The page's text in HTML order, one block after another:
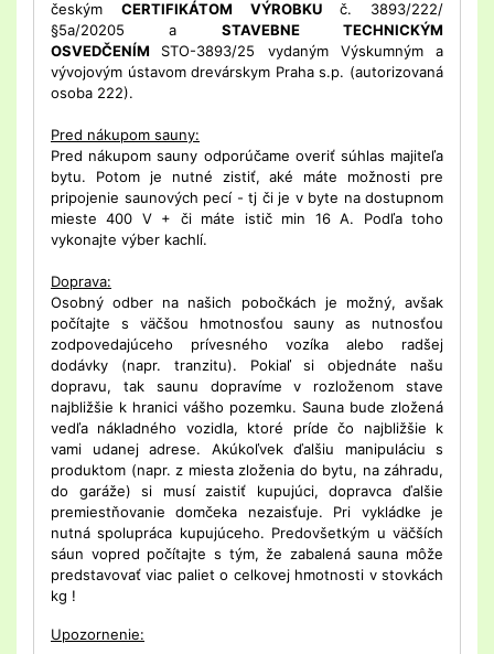
českým CERTIFIKÁTOM VÝROBKU č. 3893/222/
§5a/20205 a STAVEBNE TECHNICKÝM
OSVEDČENÍM STO-3893/25 vydaným Výskumným a
vývojovým ústavom drevárskym Praha s.p. (autorizovaná
osoba 222).
Pred nákupom sauny:
Pred nákupom sauny odporúčame overiť súhlas majiteľa
bytu. Potom je nutné zistiť, aké máte možnosti pre
pripojenie saunových pecí - tj či je v byte na dostupnom
mieste 400 V + či máte istič min 16 A. Podľa toho
vykonajte výber kachlí.
Doprava:
Osobný odber na našich pobočkách je možný, avšak
počítajte s väčšou hmotnosťou sauny as nutnosťou
zodpovedajúceho prívesného vozíka alebo radšej
dodávky (napr. tranzitu). Pokiaľ si objednáte našu
dopravu, tak saunu dopravíme v rozloženom stave
najbližšie k hranici vášho pozemku. Sauna bude zložená
vedľa nákladného vozidla, ktoré príde čo najbližšie k
vami udanej adrese. Akúkoľvek ďalšiu manipuláciu s
produktom (napr. z miesta zloženia do bytu, na záhradu,
do garáže) si musí zaistiť kupujúci, dopravca ďalšie
premiestňovanie domčeka nezaisťuje. Pri vykládke je
nutná spolupráca kupujúceho. Predovšetkým u väčších
sáun vopred počítajte s tým, že zabalená sauna môže
predstavovať viac paliet o celkovej hmotnosti v stovkách
kg !
Upozornenie: